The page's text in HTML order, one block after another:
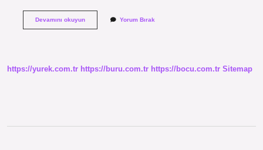
Devamını okuyunKaç
Yorum Bırak
https://yurek.com.tr https://buru.com.tr https://bocu.com.tr Sitemap